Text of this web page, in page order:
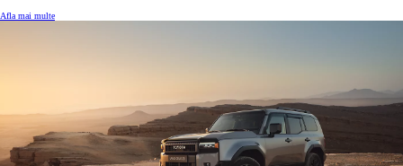
Afla mai multe